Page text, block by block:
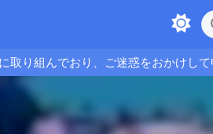
り組んでおり、ご迷惑をおかけして